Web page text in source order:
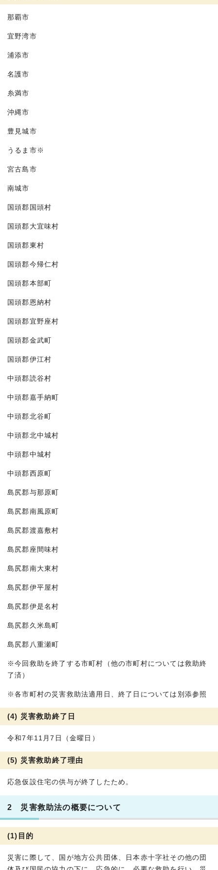
那覇市
宜野湾市
浦添市
名護市
糸満市
沖縄市
豊見城市
うるま市※
宮古島市
南城市
国頭郡国頭村
国頭郡大宜味村
国頭郡東村
国頭郡今帰仁村
国頭郡本部町
国頭郡恩納村
国頭郡宜野座村
国頭郡金武町
国頭郡伊江村
中頭郡読谷村
中頭郡嘉手納町
中頭郡北谷町
中頭郡北中城村
中頭郡中城村
中頭郡西原町
島尻郡与那原町
島尻郡南風原町
島尻郡渡嘉敷村
島尻郡座間味村
島尻郡南大東村
島尻郡伊平屋村
島尻郡伊是名村
島尻郡久米島町
島尻郡八重瀬町
※今回救助を終了する市町村（他の市町村については救助終
了済）
※各市町村の災害救助法適用日、終了日については別添参照
(4) 災害救助終了日
令和7年11月7日（金曜日）
(5) 災害救助終了理由
応急仮設住宅の供与が終了したため。
2 災害救助法の概要について
(1)目的
災害に際して、国が地方公共団体、日本赤十字社その他の団